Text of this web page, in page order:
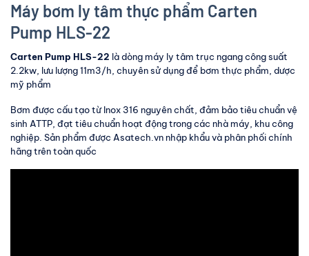
Máy bơm ly tâm thực phẩm Carten
Pump HLS-22
Carten Pump HLS-22 là dòng máy ly tâm trục ngang công suất
2.2kw, lưu lượng 11m3/h, chuyên sử dụng để bơm thực phẩm, dược
mỹ phẩm
Bơm được cấu tạo từ Inox 316 nguyên chất, đảm bảo tiêu chuẩn vệ
sinh ATTP, đạt tiêu chuẩn hoạt động trong các nhà máy, khu công
nghiệp. Sản phẩm được Asatech.vn nhập khẩu và phân phối chính
hãng trên toàn quốc